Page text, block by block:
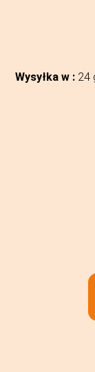
Wysyłka w : 24